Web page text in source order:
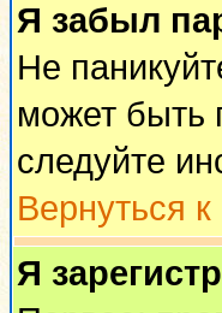
Я забыл
Не
может быть
следуйте
Вернуться
Я